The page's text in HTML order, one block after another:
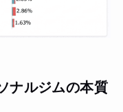
ナルジムの本質